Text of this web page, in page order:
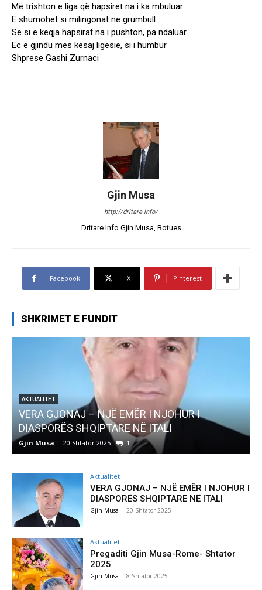
Më trishton e liga që hapsiret na i ka mbuluar
E shumohet si milingonat në grumbull
Se si e keqja hapsirat na i pushton, pa ndaluar
Ec e gjindu mes kësaj ligësie, si i humbur
Shprese Gashi Zurnaci
Gjin Musa
http://dritare.info/
Dritare.Info Gjin Musa, Botues
Facebook X Pinterest
SHKRIMET E FUNDIT
AKTUALITET
Pregaditi Gjin Musa-Rome- Shtator 2025
Gjin Musa - 8 Shtator 2025 0
Aktualitet
VERA GJONAJ – NJË EMËR I NJOHUR I
DIASPORËS SHQIPTARE NË ITALI
Gjin Musa - 20 Shtator 2025
Aktualitet
Pregaditi Gjin Musa-Rome- Shtator
2025
Gjin Musa - 8 Shtator 2025